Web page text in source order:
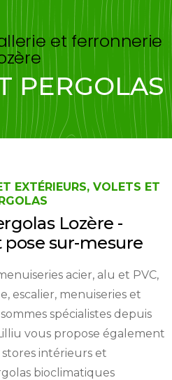
et ferronnerie
PERGOLAS
EXTÉRIEURS, VOLETS ET
Lozère -
sur-mesure
acier, alu et PVC,
escalier, menuiseries et
spécialistes depuis
vous propose également
intérieurs et
bioclimatiques